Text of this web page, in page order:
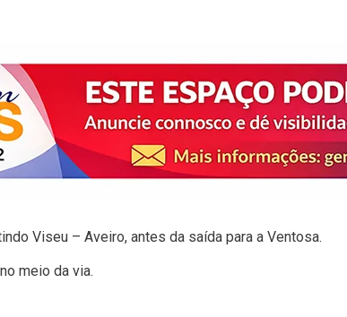
Viseu – Aveiro, antes da saída para a Ventosa.
meio da via.